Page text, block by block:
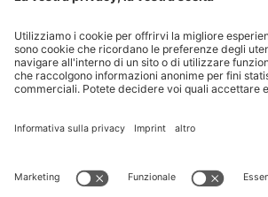
siamo pronti a spostare le
Concorsi a premi
Sitemap Impostazione cookie